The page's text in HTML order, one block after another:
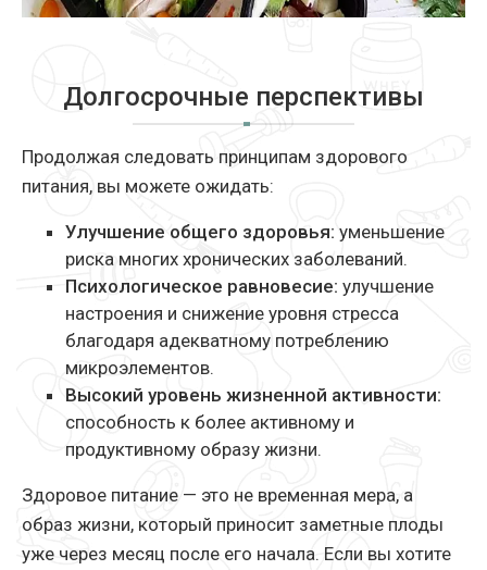
Долгосрочные перспективы
Продолжая следовать принципам здорового
питания, вы можете ожидать:
Улучшение общего здоровья: уменьшение
риска многих хронических заболеваний.
Психологическое равновесие: улучшение
настроения и снижение уровня стресса
благодаря адекватному потреблению
микроэлементов.
Высокий уровень жизненной активности:
способность к более активному и
продуктивному образу жизни.
Здоровое питание — это не временная мера, а
образ жизни, который приносит заметные плоды
уже через месяц после его начала. Если вы хотите